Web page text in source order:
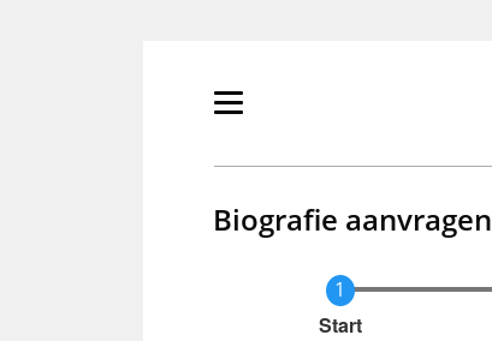
Primair
tonen/verbergen
Biografie aanvragen
Huidige
Start